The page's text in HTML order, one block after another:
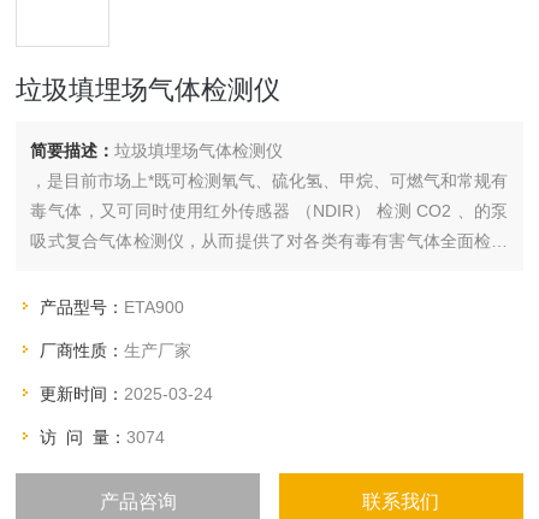
垃圾填埋场气体检测仪
简要描述：垃圾填埋场气体检测仪
，是目前市场上*既可检测氧气、硫化氢、甲烷、可燃气和常规有
毒气体，又可同时使用红外传感器 （NDIR） 检测 CO2 、的泵
吸式复合气体检测仪，从而提供了对各类有毒有害气体全面检测
产品型号： ETA900
厂商性质：生产厂家
更新时间： 2025-03-24
访 问 量：3074
产品咨询 联系我们